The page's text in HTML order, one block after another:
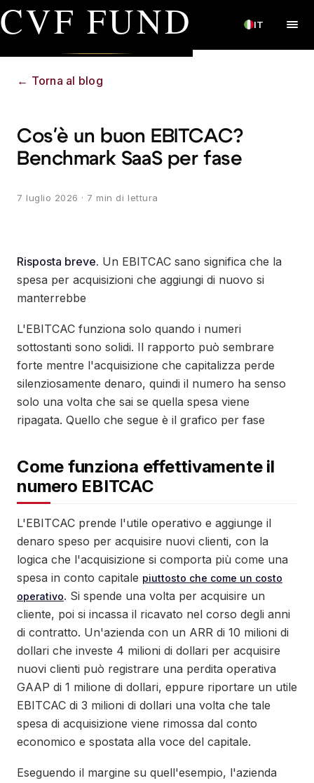
CVF FUND IT
← Torna al blog
Cos'è un buon EBITCAC?
Benchmark SaaS per fase
7 luglio 2026 · 7 min di lettura
Risposta breve. Un EBITCAC sano significa che la
spesa per acquisizioni che aggiungi di nuovo si
manterrebbe
L'EBITCAC funziona solo quando i numeri
sottostanti sono solidi. Il rapporto può sembrare
forte mentre l'acquisizione che capitalizza perde
silenziosamente denaro, quindi il numero ha senso
solo una volta che sai se quella spesa viene
ripagata. Quello che segue è il grafico per fase
Come funziona effettivamente il
numero EBITCAC
L'EBITCAC prende l'utile operativo e aggiunge il
denaro speso per acquisire nuovi clienti, con la
logica che l'acquisizione si comporta più come una
spesa in conto capitale piuttosto che come un costo
operativo. Si spende una volta per acquisire un
cliente, poi si incassa il ricavato nel corso degli anni
di contratto. Un'azienda con un ARR di 10 milioni di
dollari che investe 4 milioni di dollari per acquisire
nuovi clienti può registrare una perdita operativa
GAAP di 1 milione di dollari, eppure riportare un utile
EBITCAC di 3 milioni di dollari una volta che tale
spesa di acquisizione viene rimossa dal conto
economico e spostata alla voce del capitale.
Eseguendo il margine su quell'esempio, l'azienda